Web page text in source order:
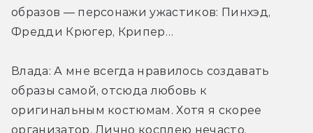
образов — персонажи ужастиков: Пинхэд,
Фредди Крюгер, Крипер…
Влада: А мне всегда нравилось создавать
образы самой, отсюда любовь к
оригинальным костюмам. Хотя я скорее
организатор. Лично косплею нечасто.